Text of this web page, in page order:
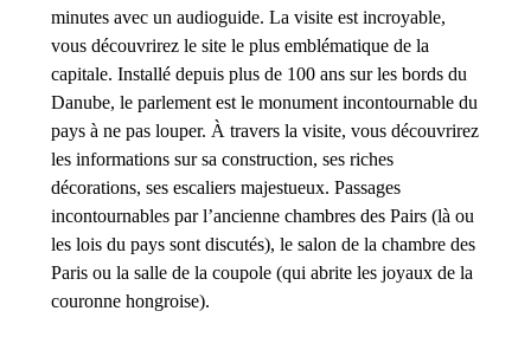
minutes avec un audioguide. La visite est incroyable,
vous découvrirez le site le plus emblématique de la
capitale. Installé depuis plus de 100 ans sur les bords du
Danube, le parlement est le monument incontournable du
pays à ne pas louper. À travers la visite, vous découvrirez
les informations sur sa construction, ses riches
décorations, ses escaliers majestueux. Passages
incontournables par l’ancienne chambres des Pairs (là ou
les lois du pays sont discutés), le salon de la chambre des
Paris ou la salle de la coupole (qui abrite les joyaux de la
couronne hongroise).